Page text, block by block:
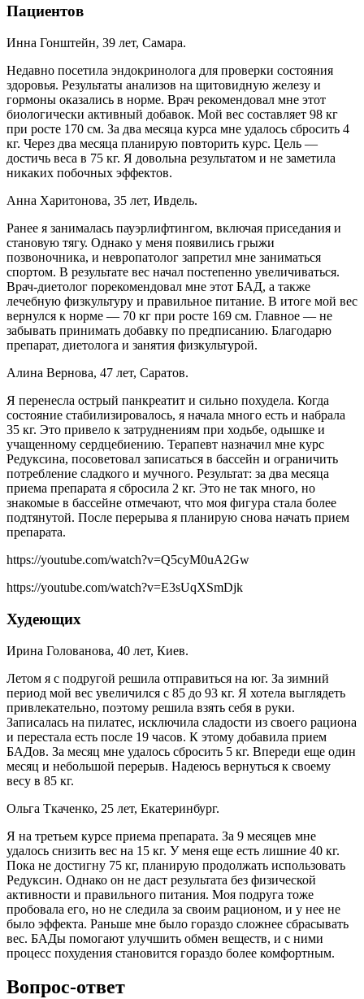
Пациентов
Инна Гонштейн, 39 лет, Самара.
Недавно посетила эндокринолога для проверки состояния
здоровья. Результаты анализов на щитовидную железу и
гормоны оказались в норме. Врач рекомендовал мне этот
биологически активный добавок. Мой вес составляет 98 кг
при росте 170 см. За два месяца курса мне удалось сбросить 4
кг. Через два месяца планирую повторить курс. Цель —
достичь веса в 75 кг. Я довольна результатом и не заметила
никаких побочных эффектов.
Анна Харитонова, 35 лет, Ивдель.
Ранее я занималась пауэрлифтингом, включая приседания и
становую тягу. Однако у меня появились грыжи
позвоночника, и невропатолог запретил мне заниматься
спортом. В результате вес начал постепенно увеличиваться.
Врач-диетолог порекомендовал мне этот БАД, а также
лечебную физкультуру и правильное питание. В итоге мой вес
вернулся к норме — 70 кг при росте 169 см. Главное — не
забывать принимать добавку по предписанию. Благодарю
препарат, диетолога и занятия физкультурой.
Алина Вернова, 47 лет, Саратов.
Я перенесла острый панкреатит и сильно похудела. Когда
состояние стабилизировалось, я начала много есть и набрала
35 кг. Это привело к затруднениям при ходьбе, одышке и
учащенному сердцебиению. Терапевт назначил мне курс
Редуксина, посоветовал записаться в бассейн и ограничить
потребление сладкого и мучного. Результат: за два месяца
приема препарата я сбросила 2 кг. Это не так много, но
знакомые в бассейне отмечают, что моя фигура стала более
подтянутой. После перерыва я планирую снова начать прием
препарата.
https://youtube.com/watch?v=Q5cyM0uA2Gw
https://youtube.com/watch?v=E3sUqXSmDjk
Худеющих
Ирина Голованова, 40 лет, Киев.
Летом я с подругой решила отправиться на юг. За зимний
период мой вес увеличился с 85 до 93 кг. Я хотела выглядеть
привлекательно, поэтому решила взять себя в руки.
Записалась на пилатес, исключила сладости из своего рациона
и перестала есть после 19 часов. К этому добавила прием
БАДов. За месяц мне удалось сбросить 5 кг. Впереди еще один
месяц и небольшой перерыв. Надеюсь вернуться к своему
весу в 85 кг.
Ольга Ткаченко, 25 лет, Екатеринбург.
Я на третьем курсе приема препарата. За 9 месяцев мне
удалось снизить вес на 15 кг. У меня еще есть лишние 40 кг.
Пока не достигну 75 кг, планирую продолжать использовать
Редуксин. Однако он не даст результата без физической
активности и правильного питания. Моя подруга тоже
пробовала его, но не следила за своим рационом, и у нее не
было эффекта. Раньше мне было гораздо сложнее сбрасывать
вес. БАДы помогают улучшить обмен веществ, и с ними
процесс похудения становится гораздо более комфортным.
Вопрос-ответ